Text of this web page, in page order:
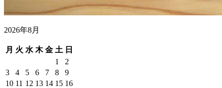
2026年8月
月 火 水 木 金 土 日
1
2
3
4 5 6 7 8
9
10 11 12 13 14 15 16